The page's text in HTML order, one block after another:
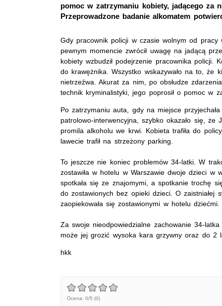
pomoc w zatrzymaniu kobiety, jadącego za
Przeprowadzone badanie alkomatem
Gdy pracownik policji w czasie wolnym od pracy
pewnym momencie zwrócił uwagę na jadącą
kobiety wzbudził podejrzenie pracownika policji.
do krawężnika. Wszystko wskazywało na to, że
nietrzeźwa. Akurat za nim, po obsłudze
technik kryminalistyki, jego poprosił o pomoc w
Po zatrzymaniu auta, gdy na miejsce
patrolowo-interwencyjna, szybko okazało się, że
promila alkoholu we krwi. Kobieta trafiła do
lawecie trafił na strzeżony parking.
To jeszcze nie koniec problemów 34-latki. W
zostawiła w hotelu w Warszawie dwoje dzieci w
spotkała się ze znajomymi, a spotkanie trochę
do zostawionych bez opieki dzieci. O zaistniałej
zaopiekowała się zostawionymi w hotelu dziećmi.
Za swoje nieodpowiedzialne zachowanie 34-
może jej grozić wysoka kara grzywny oraz do 2
hkk
Ocena: 0/5 (0)